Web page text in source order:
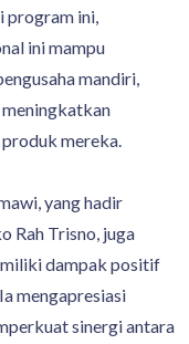
program ini,
ini mampu
mandiri,
mereka.
yang hadir
Rah Trisno, juga
dampak positif
mengapresiasi
sinergi antara